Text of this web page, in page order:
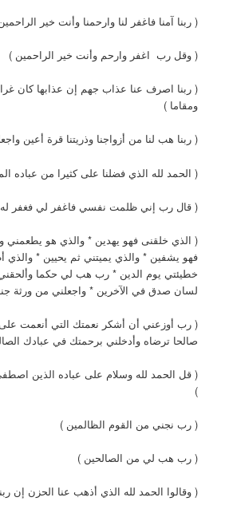
( ربنا آمنا فاغفر لنا وارحمنا وأنت خير
( وقل رب اغفر وارحم وأنت خير الراحمين )
( ربنا اصرف عنا عذاب جهم إن عذابها كان
ومقاما )
( ربنا هب لنا من أزواجنا وذريتنا قرة أعين
( الحمد لله الذي فضلنا على كثيرا من عباده
( قال رب إني ظلمت نفسي فاغفر لي فغفر له
( الذي خلقنى فهو يهدين * والذي هو
فهو يشفين * والذي يميتني ثم يحيين * والذي
خطيئتي يوم الدين * رب هب لي حكما
لسان صدق في الآخرين * واجعلني من ورثة
( رب أوزعني أن أشكر نعمتك التي أنعمت
صالحا ترضاه وأدخلني برحمتك في عبادك
( قل الحمد لله وسلام على عباده الذين
)
( رب نجني من القوم الظالمين )
( رب هب لي من الصالحين )
( وقالوا الحمد لله الذي أذهب عنا الحزن إن